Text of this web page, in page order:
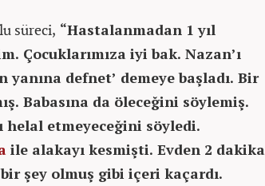
süreci, “Hastalanmadan 1 yıl
Çocuklarımıza iyi bak. Nazan’ı
defnet’ demeye başladı. Bir
Babasına da öleceğini söylemiş.
helal etmeyeceğini söyledi.
ile alakayı kesmişti. Evden 2 dakika
şey olmuş gibi içeri kaçardı.